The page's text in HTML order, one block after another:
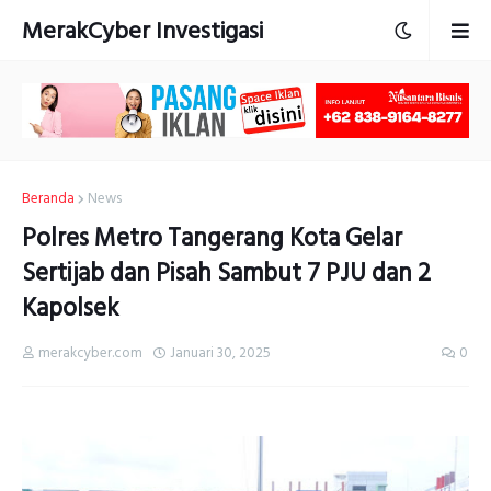
MerakCyber Investigasi
Beranda News
Polres Metro Tangerang Kota Gelar
Sertijab dan Pisah Sambut 7 PJU dan 2
Kapolsek
merakcyber.com Januari 30, 2025 0